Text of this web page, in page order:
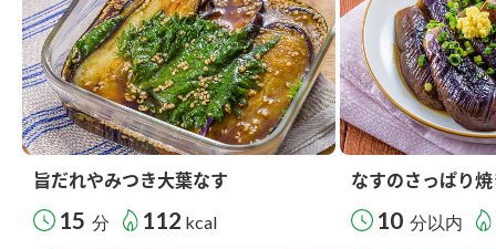
旨だれやみつき大葉なす
15 分 112 kcal
なすのさっぱり
10 分以内